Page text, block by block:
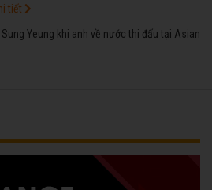
Yeung khi anh về nước thi đấu tại Asian
tiết